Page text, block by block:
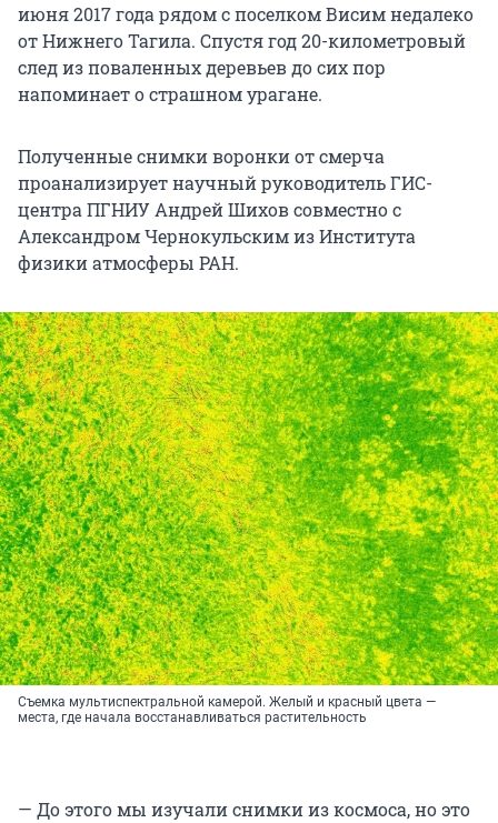
июня 2017 года рядом с поселком Висим недалеко
от Нижнего Тагила. Спустя год 20-километровый
след из поваленных деревьев до сих пор
напоминает о страшном урагане.
Полученные снимки воронки от смерча
проанализирует научный руководитель ГИС-
центра ПГНИУ Андрей Шихов совместно с
Александром Чернокульским из Института
физики атмосферы РАН.
Съемка мультиспектральной камерой. Желый и красный цвета —
места, где начала восстанавливаться растительность
— До этого мы изучали снимки из космоса, но это